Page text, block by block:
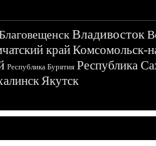
Владивосток
крайКомсомольск-
Республика Бурятия Республика
Якутск